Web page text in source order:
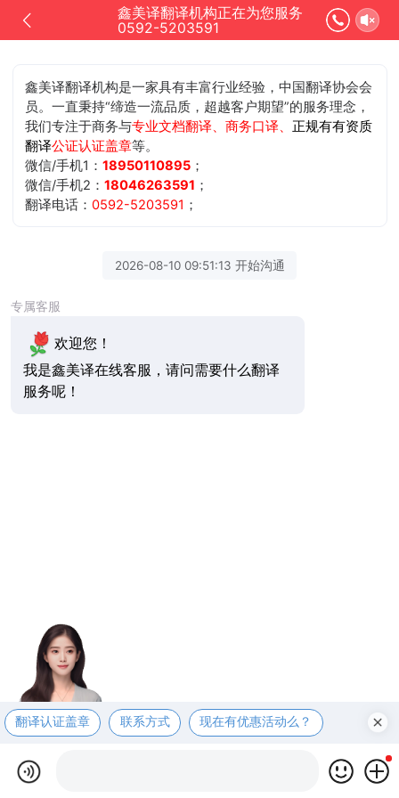
鑫美译翻译机构正在为您服务
0592-5203591
鑫美译翻译机构是一家具有丰富行业经验，中国翻译协会会
员。一直秉持“缔造一流品质，超越客户期望”的服务理念，
我们专注于商务与专业文档翻译、商务口译、 正规有有资质
翻译公证认证盖章等。
微信/手机1：18950110895 ；
微信/手机2：18046263591 ；
翻译电话：0592-5203591 ；
2026-08-10 09:51:13 开始沟通
专属客服
欢迎您！
我是鑫美译在线客服，请问需要什么翻译
服务呢！
翻译认证盖章 联系方式 现在有优惠活动么？